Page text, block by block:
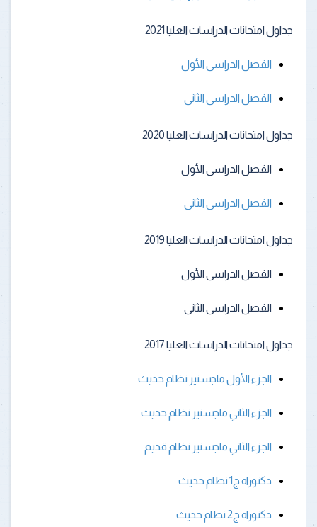
جداول امتحانات الدراسات العليا 2021
الفصل الدراسى الأول
الفصل الدراسى الثانى
جداول امتحانات الدراسات العليا 2020
الفصل الدراسى الأول
الفصل الدراسى الثانى
جداول امتحانات الدراسات العليا 2019
الفصل الدراسى الأول
الفصل الدراسى الثانى
جداول امتحانات الدراسات العليا 2017
الجزء الأول ماجستير نظام حديث
الجزء الثاني ماجستير نظام حديث
الجزء الثاني ماجستير نظام قديم
دكتوراه ج1 نظام حديث
دكتوراه ج2 نظام حديث